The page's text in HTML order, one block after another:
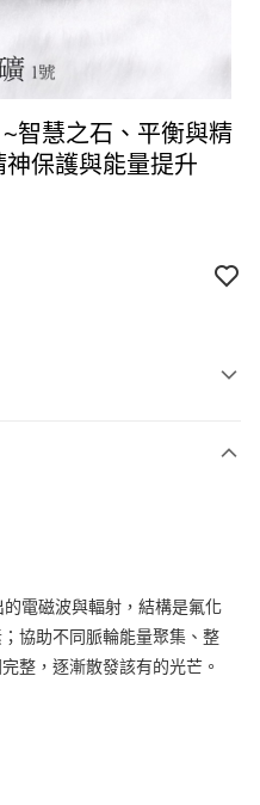
智慧之石、平衡與精
保護與能量提升
電磁波與輻射，結構是氟化
協助不同脈輪能量聚集、整
整，逐漸散發該有的光芒。